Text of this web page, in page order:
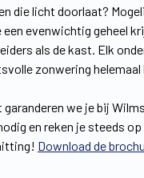
die licht doorlaat?
evenwichtig geheel
als de kast. Elk
zonwering helemaal
we je bij
en reken je steeds
Download de